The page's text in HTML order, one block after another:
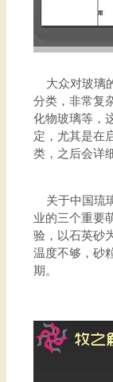
大众对玻璃
分类，非常复
化物玻璃等，
定，尤其是在
类，之后会详
关于中国琉
业的三个重要
验，以石英砂
温度不够，砂
期。